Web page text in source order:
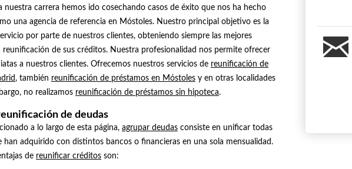
nuestra carrera hemos ido cosechando casos de éxito que nos ha hecho
una agencia de referencia en Móstoles. Nuestro principal objetivo es la
por parte de nuestros clientes, obteniendo siempre las mejores
reunificación de sus créditos. Nuestra profesionalidad nos permite ofrecer
a nuestros clientes. Ofrecemos nuestros servicios de reunificación de
, también reunificación de préstamos en Móstoles y en otras localidades
no realizamos reunificación de préstamos sin hipoteca.
de deudas
a lo largo de esta página, agrupar deudas consiste en unificar todas
han adquirido con distintos bancos o financieras en una sola mensualidad.
de reunificar créditos son: